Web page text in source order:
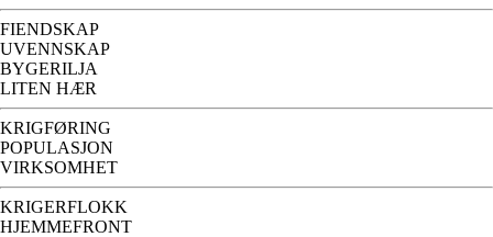
FIENDSKAP
UVENNSKAP
BYGERILJA
LITEN HÆR
KRIGFØRING
POPULASJON
VIRKSOMHET
KRIGERFLOKK
HJEMMEFRONT